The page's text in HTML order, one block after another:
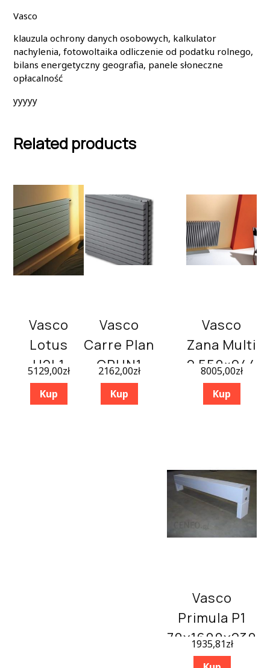
Vasco
klauzula ochrony danych osobowych, kalkulator
nachylenia, fotowoltaika odliczenie od podatku rolnego,
bilans energetyczny geografia, panele słoneczne
opłacalność
yyyyy
Related products
Vasco
Lotus
H2L1
650×900
5129,00zł
Kup
Vasco
Zana Multi
2 550×944
8005,00zł
Kup
Vasco
Carre Plan
CPHN1
295×2400
2162,00zł
Kup
Vasco
Primula P1
70x1600x230
1935,81zł